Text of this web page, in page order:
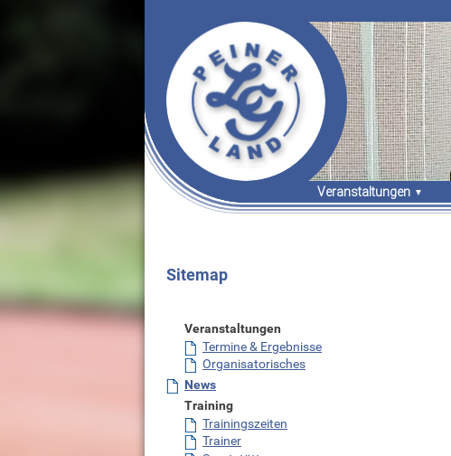
Veranstaltungen
Termine & Ergebnisse
Sitemap
Veranstaltungen
Termine & Ergebnisse
Organisatorisches
News
Training
Trainingszeiten
Trainer